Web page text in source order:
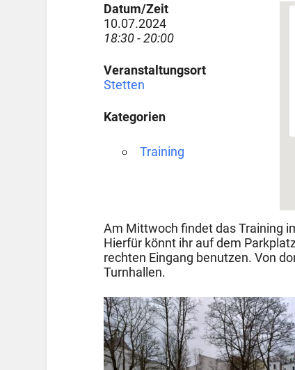
Datum/Zeit
10.07.2024
18:30 - 20:00
Veranstaltungsort
Stetten
Kategorien
Training
Am Mittwoch findet das Training
Hierfür könnt ihr auf dem
rechten Eingang benutzen. Von
Turnhallen.